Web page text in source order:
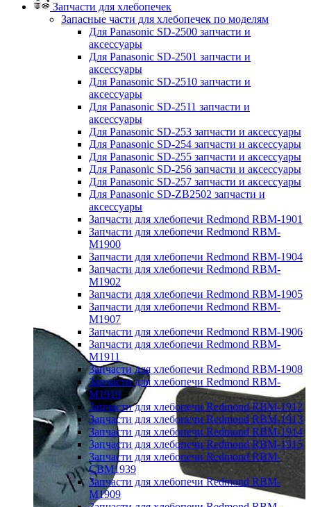
Запчасти для хлебопечек
Запасные части для хлебопечек по моделям
Для Panasonic SD-2500 запчасти и
аксессуары
Для Panasonic SD-2501 запчасти и
аксессуары
Для Panasonic SD-2510 запчасти и
аксессуары
Для Panasonic SD-2511 запчасти и
аксессуары
Для Panasonic SD-253 запчасти и аксессуары
Для Panasonic SD-254 запчасти и аксессуары
Для Panasonic SD-255 запчасти и аксессуары
Для Panasonic SD-256 запчасти и аксессуары
Для Panasonic SD-257 запчасти и аксессуары
Для Panasonic SD-ZB2502 запчасти и
аксессуары
Запчасти для хлебопечи Redmond RBM-1901
Запчасти для хлебопечи Redmond RBM-
M1900
Запчасти для хлебопечи Redmond RBM-1904
Запчасти для хлебопечи Redmond RBM-
M1902
Запчасти для хлебопечи Redmond RBM-1905
Запчасти для хлебопечи Redmond RBM-
M1907
Запчасти для хлебопечи Redmond RBM-1906
Запчасти для хлебопечи Redmond RBM-
M1911
Запчасти для хлебопечи Redmond RBM-1908
Запчасти для хлебопечи Redmond RBM-
M1919
Запчасти для хлебопечи Redmond RBM-1912
Запчасти для хлебопечи Redmond RBM-1913
Запчасти для хлебопечи Redmond RBM-1914
Запчасти для хлебопечи Redmond RBM-1915
Запчасти для хлебопечи Redmond RBM-
CBM1939
Запчасти для хлебопечи Redmond RBM-
M1909